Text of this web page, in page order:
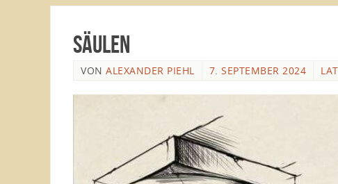
Säulen
VON ALEXANDER PIEHL 7. SEPTEMBER 2024